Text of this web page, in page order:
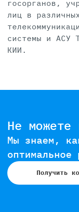
госорганов,
лиц в
системы и АСУ
КИИ.
Не можете
Мы знаем,
оптимальное
Получить